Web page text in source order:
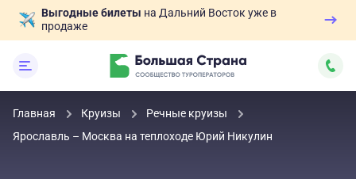
Выгодные билеты на Дальний Восток уже в
продаже
Главная Круизы
Речные круизы
Ярославль – Москва на теплоходе Юрий Никулин